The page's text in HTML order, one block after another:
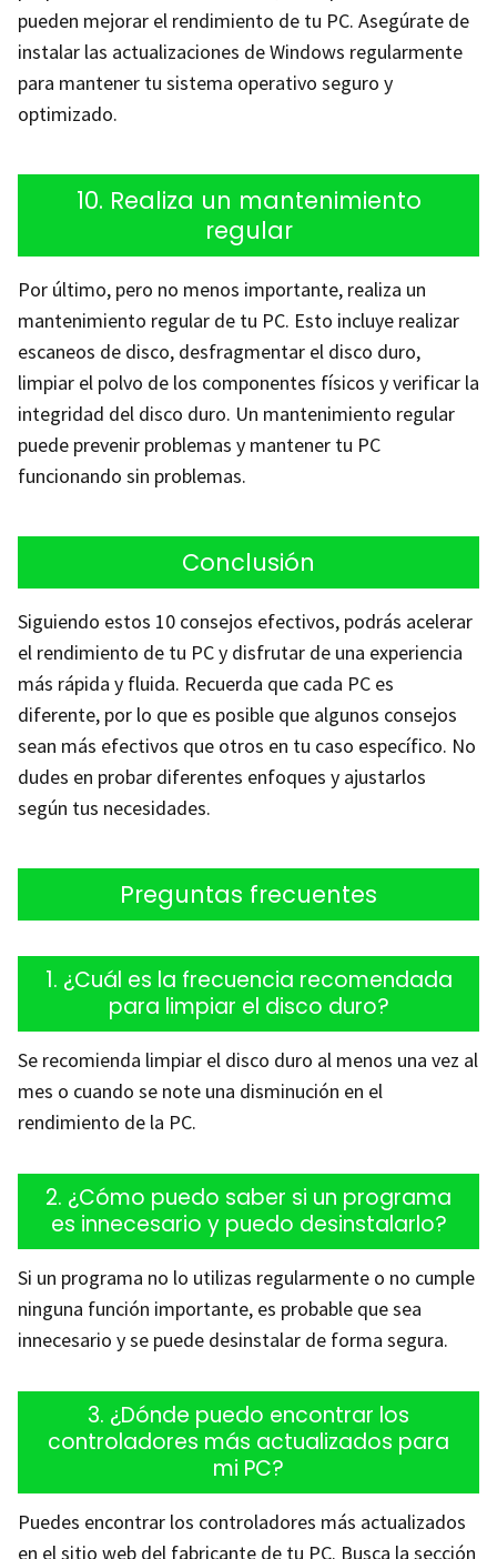
pueden mejorar el rendimiento de tu PC. Asegúrate de
instalar las actualizaciones de Windows regularmente
para mantener tu sistema operativo seguro y
optimizado.
10. Realiza un mantenimiento
regular
Por último, pero no menos importante, realiza un
mantenimiento regular de tu PC. Esto incluye realizar
escaneos de disco, desfragmentar el disco duro,
limpiar el polvo de los componentes físicos y verificar la
integridad del disco duro. Un mantenimiento regular
puede prevenir problemas y mantener tu PC
funcionando sin problemas.
Conclusión
Siguiendo estos 10 consejos efectivos, podrás acelerar
el rendimiento de tu PC y disfrutar de una experiencia
más rápida y fluida. Recuerda que cada PC es
diferente, por lo que es posible que algunos consejos
sean más efectivos que otros en tu caso específico. No
dudes en probar diferentes enfoques y ajustarlos
según tus necesidades.
Preguntas frecuentes
1. ¿Cuál es la frecuencia recomendada
para limpiar el disco duro?
Se recomienda limpiar el disco duro al menos una vez al
mes o cuando se note una disminución en el
rendimiento de la PC.
2. ¿Cómo puedo saber si un programa
es innecesario y puedo desinstalarlo?
Si un programa no lo utilizas regularmente o no cumple
ninguna función importante, es probable que sea
innecesario y se puede desinstalar de forma segura.
3. ¿Dónde puedo encontrar los
controladores más actualizados para
mi PC?
Puedes encontrar los controladores más actualizados
en el sitio web del fabricante de tu PC. Busca la sección